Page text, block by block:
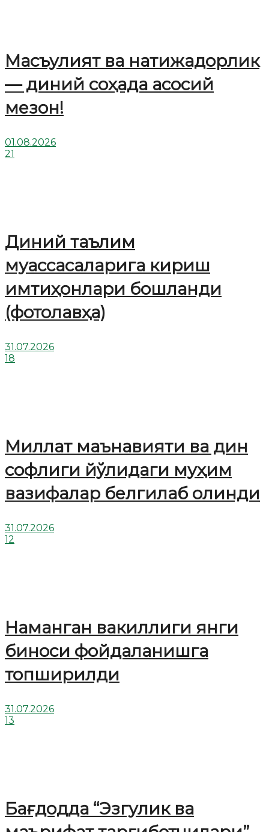
Масъулият ва натижадорлик
— диний соҳада асосий
мезон!
01.08.2026
21
Диний таълим
муассасаларига кириш
имтиҳонлари бошланди
(фотолавҳа)
31.07.2026
18
Миллат маънавияти ва дин
софлиги йўлидаги муҳим
вазифалар белгилаб олинди
31.07.2026
12
Наманган вакиллиги янги
биноси фойдаланишга
топширилди
31.07.2026
13
Бағдодда “Эзгулик ва